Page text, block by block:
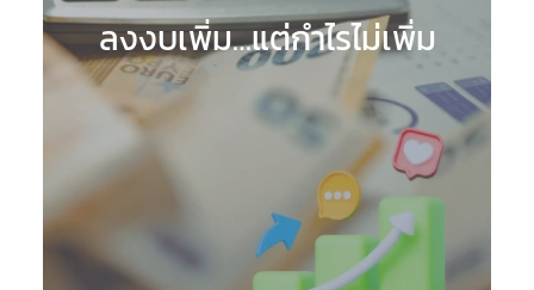
ลงงบเพิ่ม…แต่กำไรไม่เพิ่ม